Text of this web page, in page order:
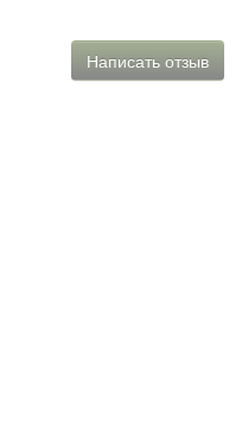
Написать отзыв